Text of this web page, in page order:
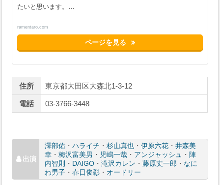
たいと思います。…
ramentaro.com
ページを見る
住所 東京都大田区大森北1-3-12
電話 03-3766-3448
澤部佑・ ハライチ ・ 杉山真也・ 伊原六花・ 井森美
幸・ 梅沢富美男 ・ 児嶋一哉・ アンジャッシュ ・ 陣
内智則
・ DAIGO・ 滝沢カレン ・ 藤原丈一郎 ・ なに
わ男子・ 春日俊彰・ オードリー